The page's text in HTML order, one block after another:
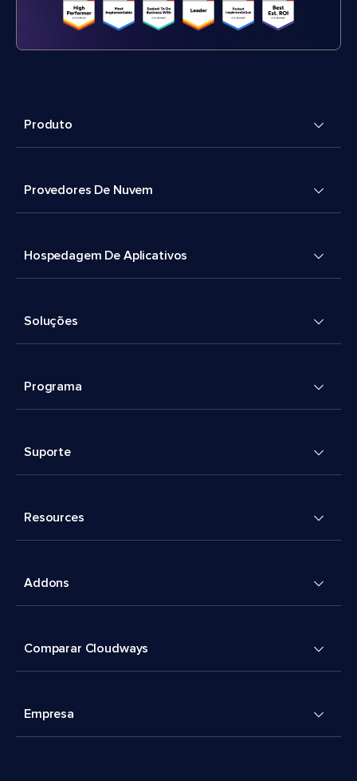
Produto
Provedores De Nuvem
Hospedagem De Aplicativos
Soluções
Programa
Suporte
Resources
Addons
Comparar Cloudways
Empresa